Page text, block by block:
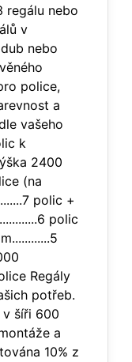
regálu nebo
v
nebo
police,
a
vašeho
k
2400
(na
polic +
polic
Regály
potřeb.
v šíři 600
a
10% z